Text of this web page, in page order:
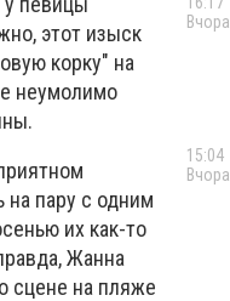
этот изыск
корку" на
неумолимо
на пару с одним
их как-то
Жанна
сцене на пляже
Вчора
15:04
Вчора